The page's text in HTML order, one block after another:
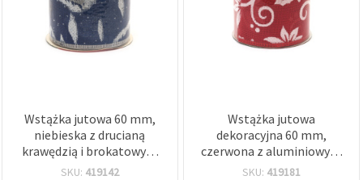
Wstążka jutowa 60 mm,
niebieska z drucianą
krawędzią i brokatowym
wzorem choinek ~2,7 m
SKU: 419142
Wstążka jutowa
dekoracyjna 60 mm,
czerwona z aluminiowym
drucikiem na brzegach i
SKU: 419181